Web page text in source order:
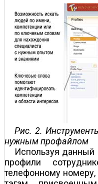
Рис. 2.
нужным профайлом
Используя данный
профили
телефонному